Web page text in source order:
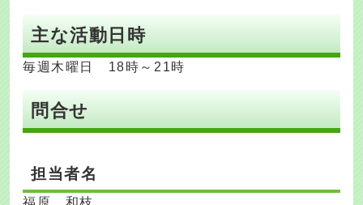
主な活動日時
毎週木曜日 18時～21時
問合せ
担当者名